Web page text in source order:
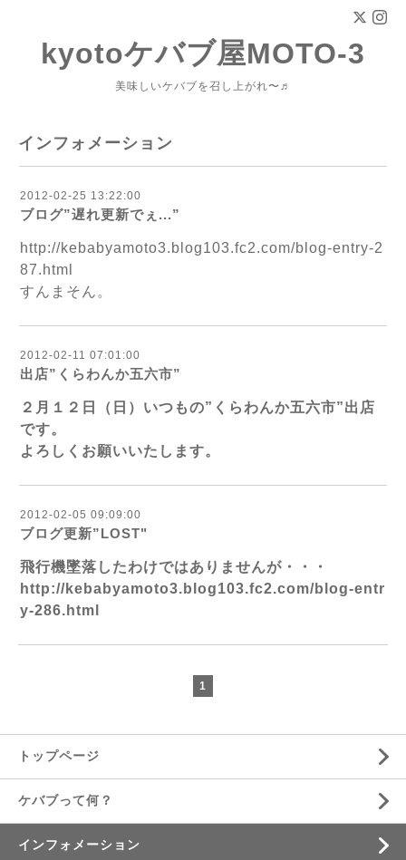
kyotoケバブ屋MOTO-3
美味しいケバブを召し上がれ〜♬
インフォメーション
2012-02-25 13:22:00
ブログ”遅れ更新でぇ...”
http://kebabyamoto3.blog103.fc2.com/blog-entry-2
87.html
すんまそん。
2012-02-11 07:01:00
出店”くらわんか五六市”
２月１２日（日）いつもの”くらわんか五六市”出店
です。
よろしくお願いいたします。
2012-02-05 09:09:00
ブログ更新”LOST"
飛行機墜落したわけではありませんが・・・
http://kebabyamoto3.blog103.fc2.com/blog-entr
y-286.html
1
トップページ
ケバブって何？
インフォメーション